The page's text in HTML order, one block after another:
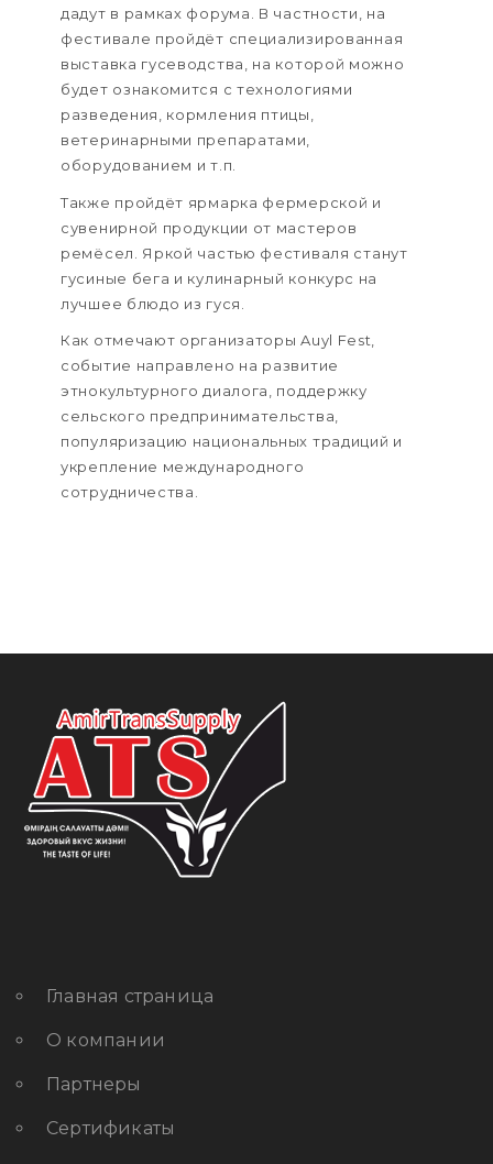
дадут в рамках форума. В частности, на
фестивале пройдёт специализированная
выставка гусеводства, на которой можно
будет ознакомится с технологиями
разведения, кормления птицы,
ветеринарными препаратами,
оборудованием и т.п.
Также пройдёт ярмарка фермерской и
сувенирной продукции от мастеров
ремёсел. Яркой частью фестиваля станут
гусиные бега и кулинарный конкурс на
лучшее блюдо из гуся.
Как отмечают организаторы Auyl Fest,
событие направлено на развитие
этнокультурного диалога, поддержку
сельского предпринимательства,
популяризацию национальных традиций и
укрепление международного
сотрудничества.
Главная страница
О компании
Партнеры
Сертификаты